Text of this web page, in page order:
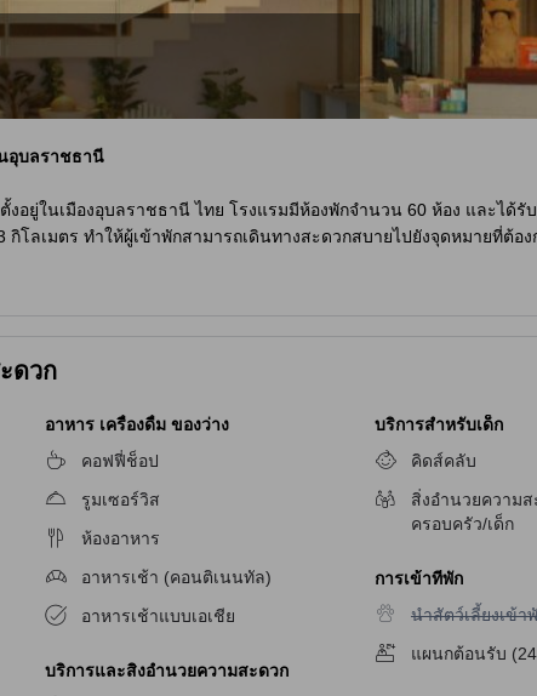
อุบลราชธานี
งอยู่ในเมืองอุบลราชธานี ไทย โรงแรมมีห้องพักจำนวน 60 ห้อง และได้
กิโลเมตร ทำให้ผู้เข้าพักสามารถเดินทางสะดวกสบายไปยังจุดหมายที่ต้อง
อายุ 2-8 ปี โดยเด็กสามารถเข้าพักได้ฟรี โดยไม่มีค่าใช้จ่ายเพิ่มเติม
มสะดวกในการพักผ่อนอย่างครบวงจร ไม่ว่าจะเป็นร้านค้าหรือการนวด
นอกจากนี้ยังมีบริการนวดที่โรงแรมเนวาดา
เพื่อให้คุณได้สัมผัสประสบก
รับการผ่อนคลายจริงๆ และปลดปล่อยความเครียดจากการเดินทางหรือ
รออกกำลังกายที่โรงแรมเนวาดา
สะดวกสำหรับกีฬาและการออกกำลังกายอย่างครบวงจร ภายในโรงแร
องออกกำลังกายที่ครบครันและความล้ำสมัยได้ ไม่ว่าจะเป็นเครื่องเล่น
ะสระว่ายน้ำอากาศที่สดใส ทำให้คุณสามารถฟื้นฟูร่างกายอย่างสมบูรณ์
ดวก
อาหาร เครื่องดื่ม ของว่าง
คอฟฟี่ช็อป
รูมเซอร์วิส
ห้องอาหาร
อาหารเช้า (คอนติเนนทัล)
อาหารเช้าแบบเอเชีย
บริการและสิ่งอำนวยความสะดวก
บริการสำหรับเด็ก
คิดส์คลับ
สิ่งอำนวยความ
ครอบครัว/เด็ก
การเข้าที่พัก
ไม่มีบริการนำสัตว์เ
นำสัตว์เลี้ยงเข้า
แผนกต้อนรับ